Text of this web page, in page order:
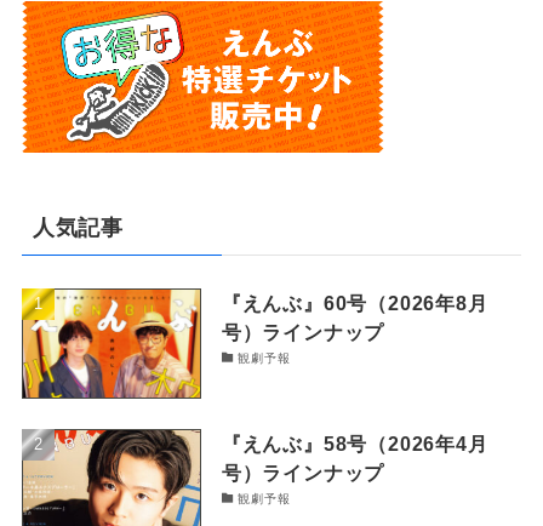
人気記事
『えんぶ』60号（2026年8月
号）ラインナップ
観劇予報
『えんぶ』58号（2026年4月
号）ラインナップ
観劇予報